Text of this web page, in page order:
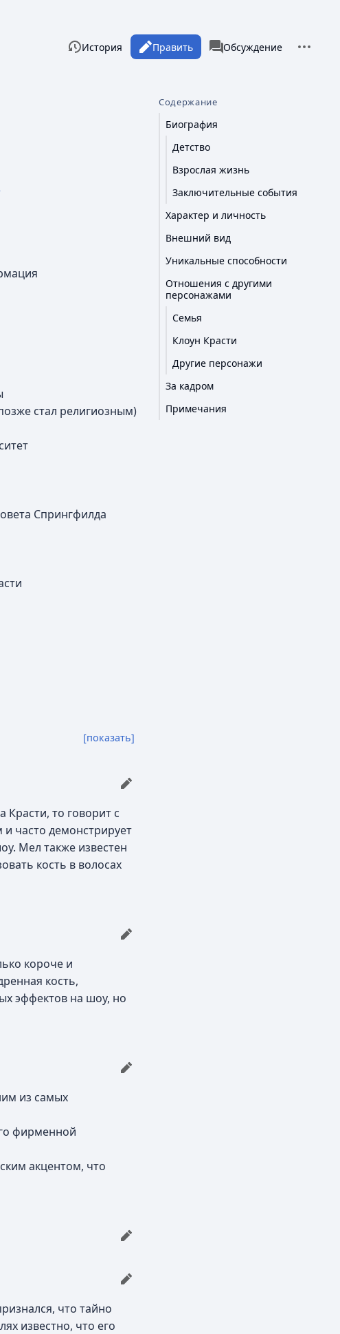
Просмотры
Читать Править
История associated-pages
Статья
Обсуждение
стал религиозным)
Спрингфилда
[показать]
то говорит с
часто демонстрирует
Мел также известен
кость в волосах
короче и
кость,
эффектов на шоу, но
из самых
фирменной
акцентом, что
что тайно
известно, что его
Содержание
Биография
Детство
Взрослая жизнь
Заключительные события
Характер и личность
Внешний вид
Уникальные способности
Отношения с другими
персонажами
Семья
Клоун Красти
Другие персонажи
За кадром
Примечания